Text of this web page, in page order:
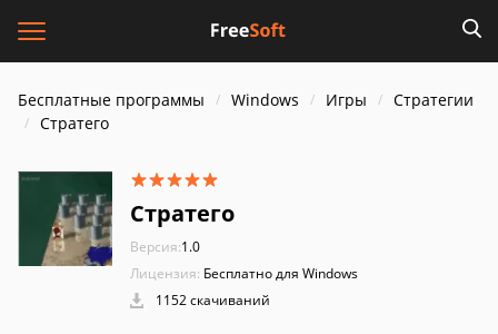
Бесплатные программы Windows Игры
Стратегии
Стратего
Стратего
Версия:1.0
Лицензия: Бесплатно для Windows
1152 скачиваний